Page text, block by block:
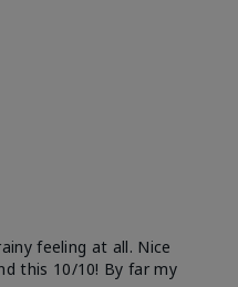
feeling at all. Nice
this 10/10! By far my